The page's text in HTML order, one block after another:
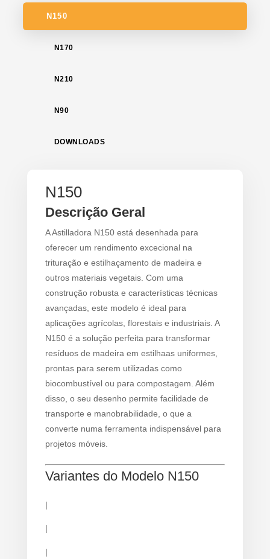
N150
N170
N210
N90
DOWNLOADS
N150
Descrição Geral
A Astilladora N150 está desenhada para
oferecer um rendimento excecional na
trituração e estilhaçamento de madeira e
outros materiais vegetais. Com uma
construção robusta e características técnicas
avançadas, este modelo é ideal para
aplicações agrícolas, florestais e industriais. A
N150 é a solução perfeita para transformar
resíduos de madeira em estilhaas uniformes,
prontas para serem utilizadas como
biocombustível ou para compostagem. Além
disso, o seu desenho permite facilidade de
transporte e manobrabilidade, o que a
converte numa ferramenta indispensável para
projetos móveis.
Variantes do Modelo N150
|
|
|